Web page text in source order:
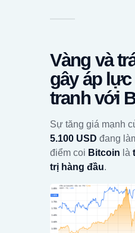
Vàng và
gây áp
tranh với
Sự tăng giá mạnh
5.100 USD đang
điểm coi Bitcoin là
trị hàng đầu.